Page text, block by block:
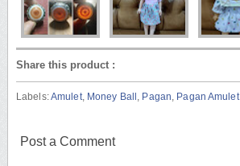
Share this product :
Labels:Amulet, Money Ball , Pagan, Pagan Amulet
Post a Comment